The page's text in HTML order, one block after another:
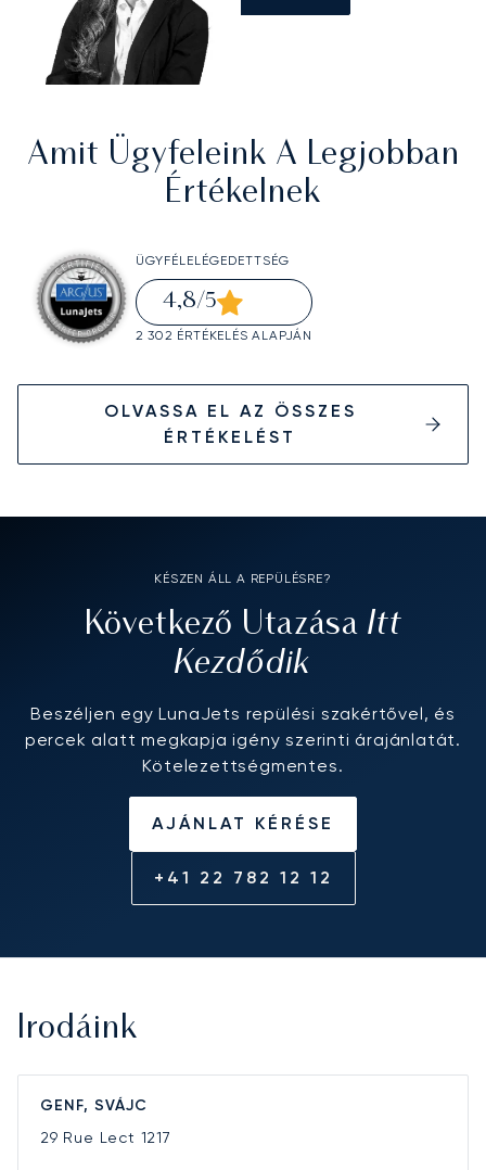
Amit Ügyfeleink A Legjobban
Értékelnek
ÜGYFÉLELÉGEDETTSÉG
4,8/5
2 302 ÉRTÉKELÉS ALAPJÁN
OLVASSA EL AZ ÖSSZES
ÉRTÉKELÉST
KÉSZEN ÁLL A REPÜLÉSRE?
Következő Utazása Itt
Kezdődik
Beszéljen egy LunaJets repülési szakértővel, és
percek alatt megkapja igény szerinti árajánlatát.
Kötelezettségmentes.
AJÁNLAT KÉRÉSE
+41 22 782 12 12
Irodáink
GENF, SVÁJC
29 Rue Lect 1217